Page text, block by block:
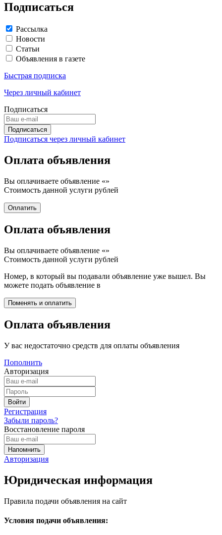
Подписаться
Рассылка
Новости
Статьи
Объявления в газете
Быстрая подписка
Через личный кабинет
Подписаться
Подписаться через личный кабинет
Оплата объявления
Вы оплачиваете объявление «»
Стоимость данной услуги рублей
Оплата объявления
Вы оплачиваете объявление «»
Стоимость данной услуги рублей
Номер, в который вы подавали объявление уже вышел. Вы
можете подать объявление в
Оплата объявления
У вас недостаточно средств для оплаты объявления
Пополнить
Авторизация
Регистрация
Забыли пароль?
Восстановление пароля
Авторизация
Юридическая информация
Правила подачи объявления на сайт
Условия подачи объявления: